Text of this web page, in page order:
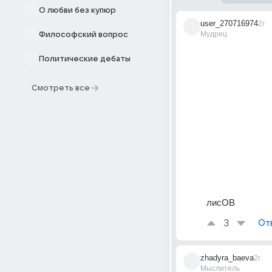
О любви без купюр
Философский вопрос
Политические дебаты
Смотреть все
user_270716974
Мудрец
2г
лисОВ
3
zhadyra_baeva
Мыслитель
2г